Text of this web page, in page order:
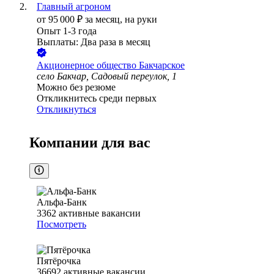
Главный агроном
от 95 000 ₽ за месяц, на руки
Опыт 1-3 года
Выплаты: Два раза в месяц
Акционерное общество Бакчарское
село Бакчар, Садовый переулок, 1
Можно без резюме
Откликнитесь среди первых
Откликнуться
Компании для вас
Альфа-Банк
3362 активные вакансии
Посмотреть
Пятёрочка